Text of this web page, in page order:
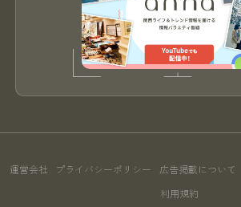
運営会社 プライバシーポリシー 広告掲載について
利用規約